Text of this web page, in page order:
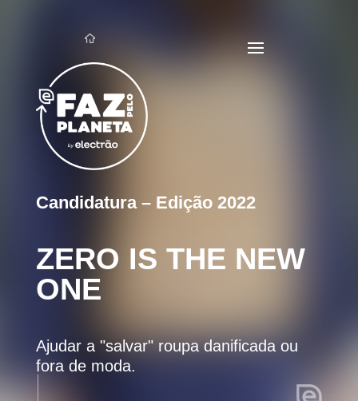
Candidatura – Edição 2022
ZERO IS THE NEW
ONE
Ajudar a "salvar" roupa danificada ou
fora de moda.